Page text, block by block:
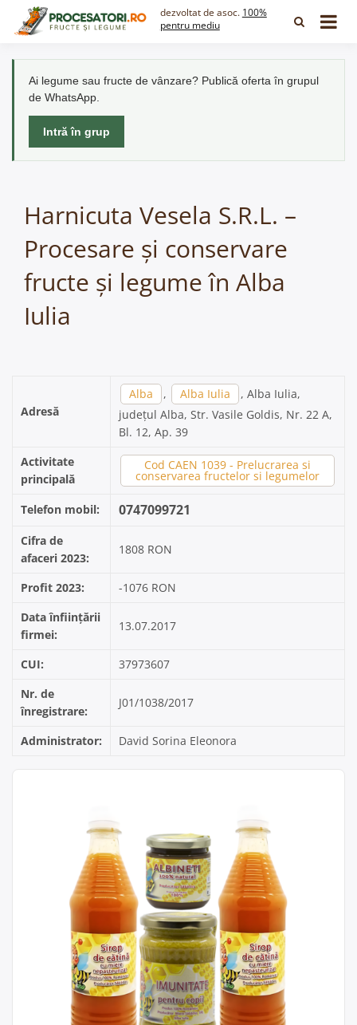
dezvoltat de asoc. 100%
pentru mediu
Ai legume sau fructe de vânzare? Publică oferta în grupul
de WhatsApp.
Intră în grup
Harnicuta Vesela S.R.L. –
Procesare și conservare
fructe și legume în Alba
Iulia
Adresă
Alba , Alba Iulia
, Alba Iulia,
județul Alba, Str. Vasile Goldis, Nr. 22 A,
Bl. 12, Ap. 39
Activitate
principală
Cod CAEN 1039 - Prelucrarea si
conservarea fructelor si legumelor
Telefon mobil: 0747099721
Cifra de
afaceri 2023:
1808 RON
Profit 2023:
-1076 RON
Data înființării
firmei:
13.07.2017
CUI:
37973607
Nr. de
înregistrare:
J01/1038/2017
Administrator: David Sorina Eleonora